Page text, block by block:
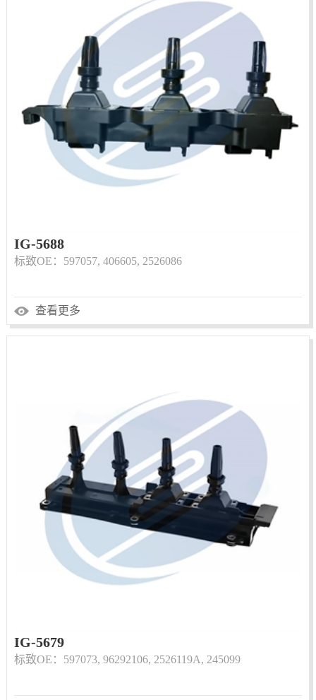
IG-5688
标致OE：597057, 406605, 2526086
查看更多
IG-5679
标致OE：597073, 96292106, 2526119A, 245099